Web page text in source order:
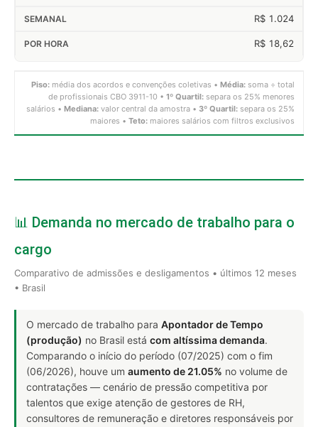
R$ 1.024
R$ 18,62
Piso: média dos acordos e convenções coletivas • Média: soma ÷ total
de profissionais CBO 3911-10 • 1º Quartil: separa os 25% menores
salários • Mediana: valor central da amostra • 3º Quartil: separa os 25%
maiores • Teto: maiores salários com filtros exclusivos
📊 Demanda no mercado de trabalho para o
cargo
Comparativo de admissões e desligamentos • últimos 12 meses
• Brasil
O mercado de trabalho para Apontador de Tempo
(produção) no Brasil está com altíssima demanda.
Comparando o início do período (07/2025) com o fim
(06/2026), houve um aumento de 21.05% no volume de
contratações — cenário de pressão competitiva por
talentos que exige atenção de gestores de RH,
consultores de remuneração e diretores responsáveis por